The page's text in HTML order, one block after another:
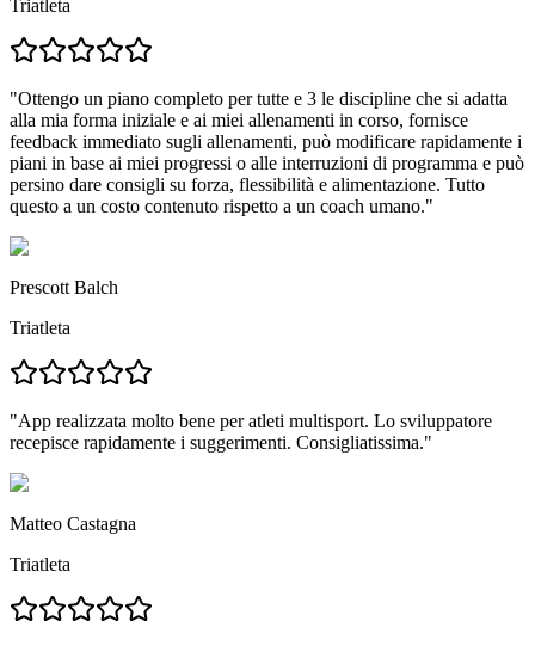
Triatleta
"Ottengo un piano completo per tutte e 3 le discipline che si adatta
alla mia forma iniziale e ai miei allenamenti in corso, fornisce
feedback immediato sugli allenamenti, può modificare rapidamente i
piani in base ai miei progressi o alle interruzioni di programma e può
persino dare consigli su forza, flessibilità e alimentazione. Tutto
questo a un costo contenuto rispetto a un coach umano."
Prescott Balch
Triatleta
"App realizzata molto bene per atleti multisport. Lo sviluppatore
recepisce rapidamente i suggerimenti. Consigliatissima."
Matteo Castagna
Triatleta